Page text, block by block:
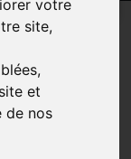
votre
site,
et
de nos